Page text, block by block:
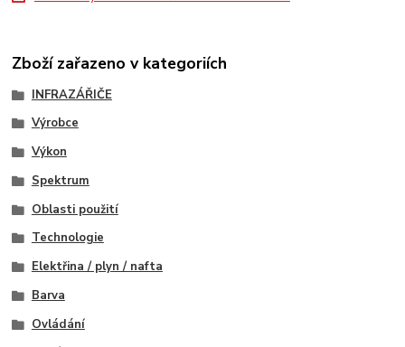
Zboží zařazeno v kategoriích
INFRAZÁŘIČE
Výrobce
Výkon
Spektrum
Oblasti použití
Technologie
Elektřina / plyn / nafta
Barva
Ovládání